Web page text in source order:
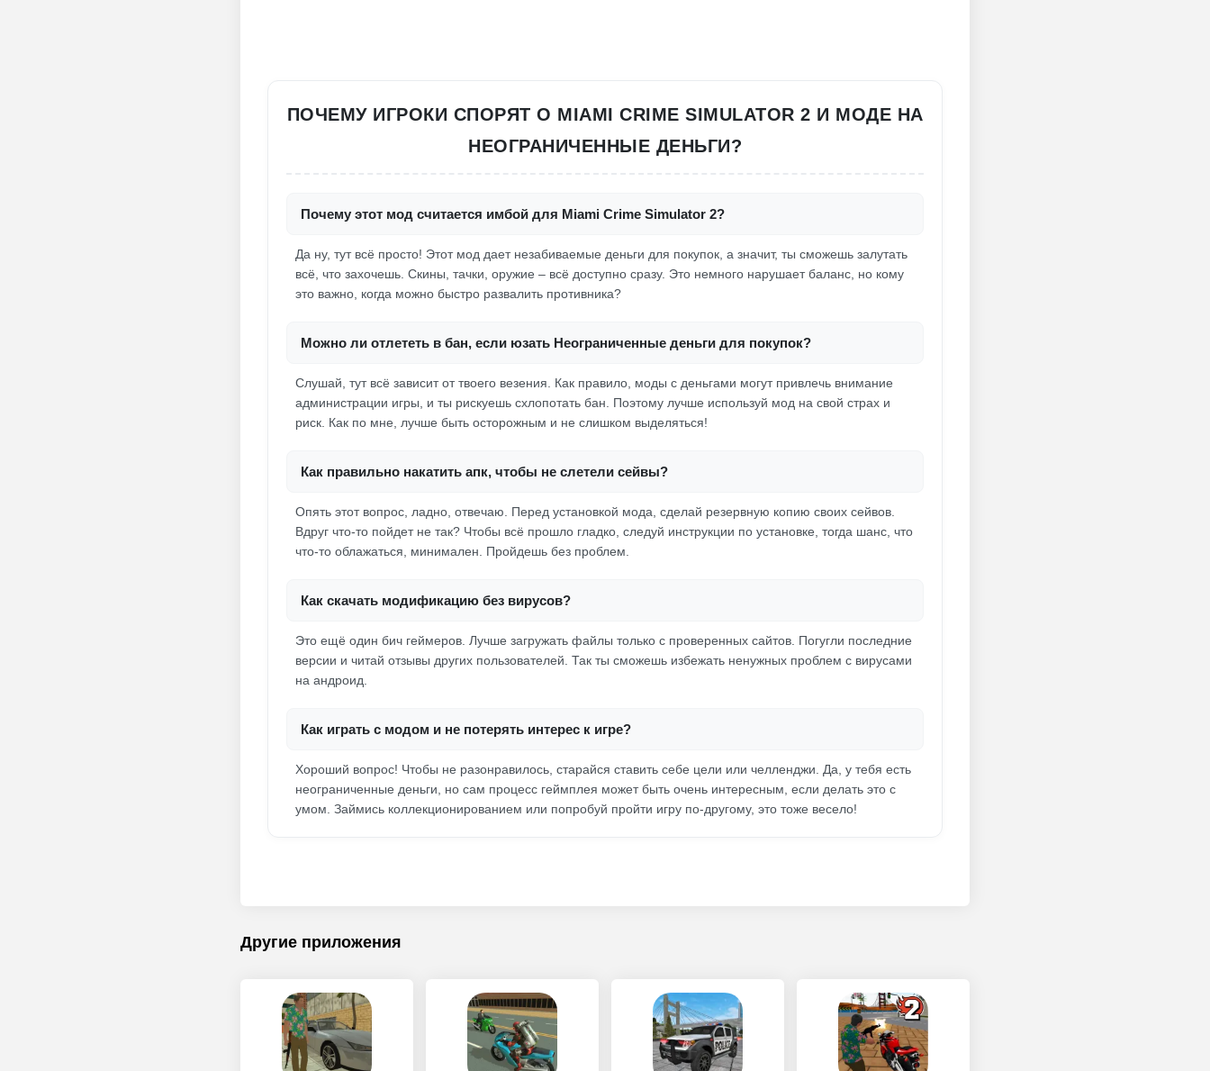
ПОЧЕМУ ИГРОКИ СПОРЯТ О MIAMI CRIME SIMULATOR 2 И МОДЕ НА
НЕОГРАНИЧЕННЫЕ ДЕНЬГИ?
Почему этот мод считается имбой для Miami Crime Simulator 2?
Да ну, тут всё просто! Этот мод дает незабиваемые деньги для покупок, а значит, ты сможешь залутать
всё, что захочешь. Скины, тачки, оружие – всё доступно сразу. Это немного нарушает баланс, но кому
это важно, когда можно быстро развалить противника?
Можно ли отлететь в бан, если юзать Неограниченные деньги для покупок?
Слушай, тут всё зависит от твоего везения. Как правило, моды с деньгами могут привлечь внимание
администрации игры, и ты рискуешь схлопотать бан. Поэтому лучше используй мод на свой страх и
риск. Как по мне, лучше быть осторожным и не слишком выделяться!
Как правильно накатить апк, чтобы не слетели сейвы?
Опять этот вопрос, ладно, отвечаю. Перед установкой мода, сделай резервную копию своих сейвов.
Вдруг что-то пойдет не так? Чтобы всё прошло гладко, следуй инструкции по установке, тогда шанс, что
что-то облажаться, минимален. Пройдешь без проблем.
Как скачать модификацию без вирусов?
Это ещё один бич геймеров. Лучше загружать файлы только с проверенных сайтов. Погугли последние
версии и читай отзывы других пользователей. Так ты сможешь избежать ненужных проблем с вирусами
на андроид.
Как играть с модом и не потерять интерес к игре?
Хороший вопрос! Чтобы не разонравилось, старайся ставить себе цели или челленджи. Да, у тебя есть
неограниченные деньги, но сам процесс геймплея может быть очень интересным, если делать это с
умом. Займись коллекционированием или попробуй пройти игру по-другому, это тоже весело!
Другие приложения